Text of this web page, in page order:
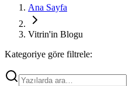
Ana Sayfa
Vitrin'in Blogu
Kategoriye göre filtrele: